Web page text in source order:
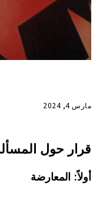
مارس 4, 2024
قرار حول
أولاً: المعارضة